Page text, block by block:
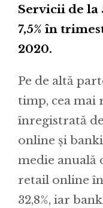
Servicii de la
7,5% în
2020.
Pe de altă
timp, cea mai
înregistrată
online și
medie anuală
retail online
32,8%, iar